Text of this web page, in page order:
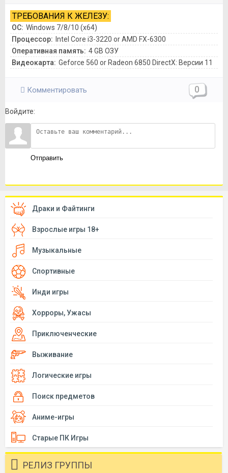
ТРЕБОВАНИЯ К ЖЕЛЕЗУ:
ОС: Windows 7/8/10 (x64)
Процессор: Intel Core i3-3220 or AMD FX-6300
Оперативная память: 4 GB ОЗУ
Видеокарта: Geforce 560 or Radeon 6850 DirectX: Версии 11
Комментировать 0
Войдите:
Отправить
Драки и Файтинги
Взрослые игры 18+
Музыкальные
Спортивные
Инди игры
Хорроры, Ужасы
Приключенческие
Выживание
Логические игры
Поиск предметов
Аниме-игры
Старые ПК Игры
РЕЛИЗ ГРУППЫ